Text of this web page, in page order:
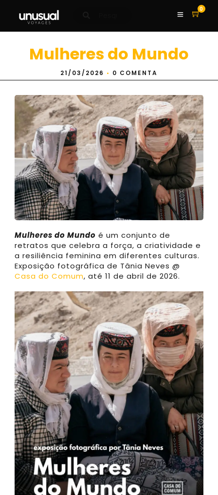
0
Mulheres do Mundo
21/03/2026 • 0 COMENTA
Mulheres do Mundo é um conjunto de
retratos que celebra a força, a criatividade e
a resiliência feminina em diferentes culturas.
Exposição fotográfica de Tânia Neves @
Casa do Comum, até 11 de abril de 2026.